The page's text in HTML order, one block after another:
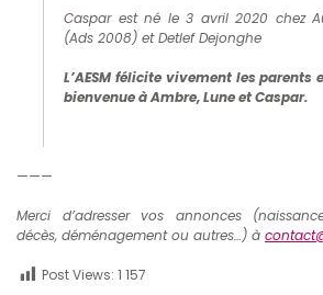
Caspar est né le 3 avril 2020 chez
(Ads 2008) et Detlef Dejonghe
L’AESM félicite vivement les parents
bienvenue à Ambre, Lune et Caspar.
———
Merci d’adresser vos annonces
décès, déménagement ou autres…) à
Post Views: 1 157